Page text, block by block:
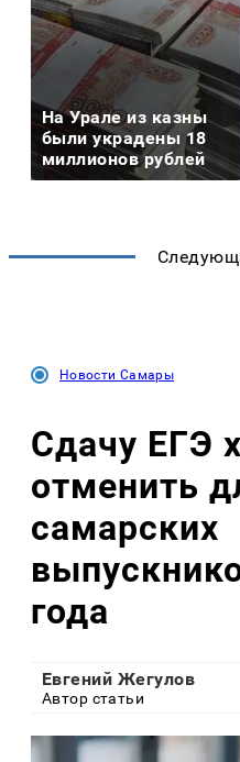
На Урале из казны
были украдены 18
миллионов рублей
Новости Самары
Сдачу ЕГЭ
отменить
самарских
года
Евгений Жегулов
Автор статьи